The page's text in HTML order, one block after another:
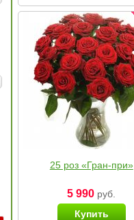
25 роз «Гран-при»
5 990 руб.
Купить